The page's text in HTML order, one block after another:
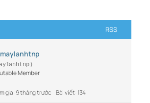
RSS
maylanhtnp
Member
gia: 9 tháng trước Bài viết: 134